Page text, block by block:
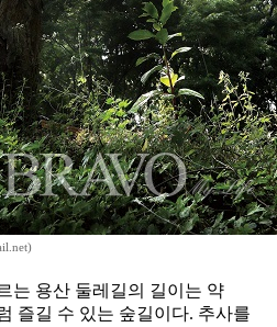
는 용산 둘레길의 길이는 약
즐길 수 있는 숲길이다. 추사를